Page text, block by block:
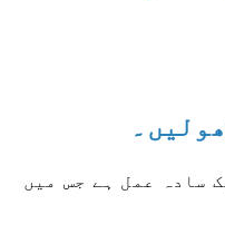
سادہ عمل ہے جس میں